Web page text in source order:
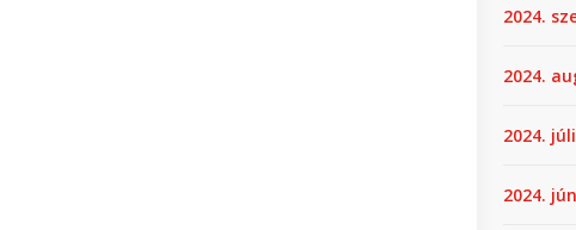
2024.
2024.
2024.
2024.